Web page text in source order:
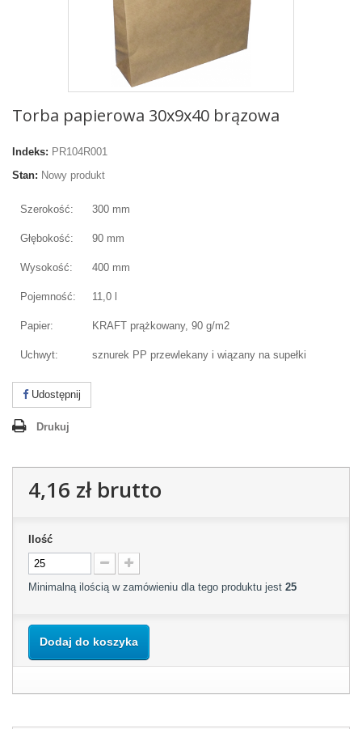
Torba papierowa 30x9x40 brązowa
Indeks: PR104R001
Stan: Nowy produkt
Szerokość: 300 mm
Głębokość: 90 mm
Wysokość: 400 mm
Pojemność: 11,0 l
Papier: KRAFT prążkowany, 90 g/m2
Uchwyt: sznurek PP przewlekany i wiązany na supełki
Udostępnij
Drukuj
4,16 złbrutto
Ilość
Minimalną ilością w zamówieniu dla tego produktu jest 25
Dodaj do koszyka